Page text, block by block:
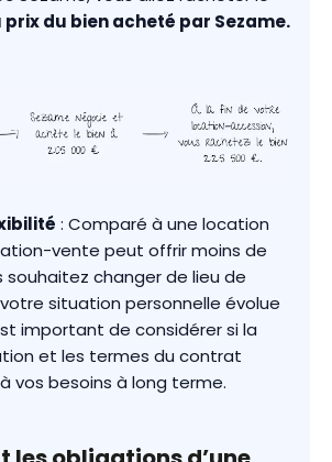
prix du bien acheté par Sezame.
: Comparé à une location
vente peut offrir moins de
souhaitez changer de lieu de
situation personnelle évolue
important de considérer si la
et les termes du contrat
vos besoins à long terme.